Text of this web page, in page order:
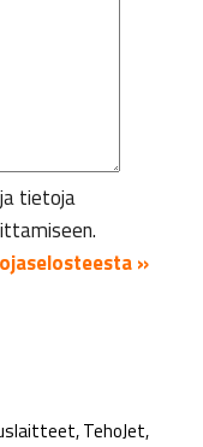
tietoja
»
TehoJet,